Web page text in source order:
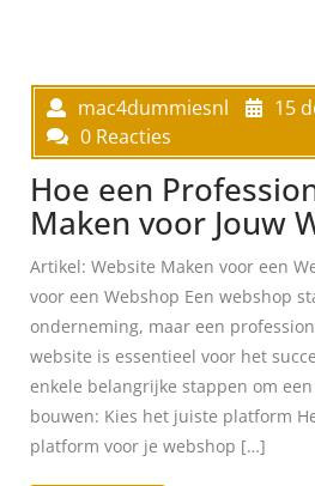
mac4dummiesnl
15
0 Reacties
Hoe een
Maken voor Jouw
Artikel: Website Maken voor een
voor een Webshop Een webshop
onderneming, maar een
website is essentieel voor het
enkele belangrijke stappen om
bouwen: Kies het juiste platform
platform voor je webshop […]